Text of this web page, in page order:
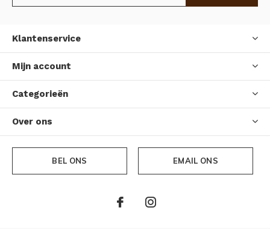
Klantenservice
Mijn account
Categorieën
Over ons
BEL ONS EMAIL ONS